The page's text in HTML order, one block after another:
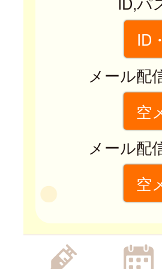
ID
メール配
空
メール配
空